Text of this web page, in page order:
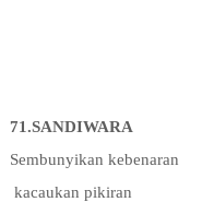
71.SANDIWARA
Sembunyikan kebenaran
kacaukan pikiran